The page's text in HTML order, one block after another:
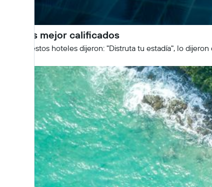
Hoteles mejor calificados
Cuando estos hoteles dijeron: "Distruta tu estadía", lo